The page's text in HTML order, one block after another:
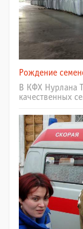
Рождение
В КФХ Нурлана
качественных